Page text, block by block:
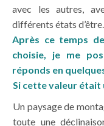
avec les autres,
différents états d’être.
Après ce temps
choisie, je me
réponds en
Si cette valeur était
Un paysage de
toute une